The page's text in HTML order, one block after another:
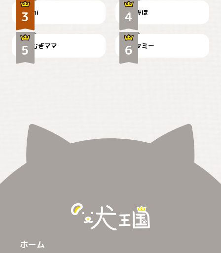
mi みほ
🌻とむぎ！
むぎママ
ドーベルマンのお友達邸に
て
タミー
ホーム